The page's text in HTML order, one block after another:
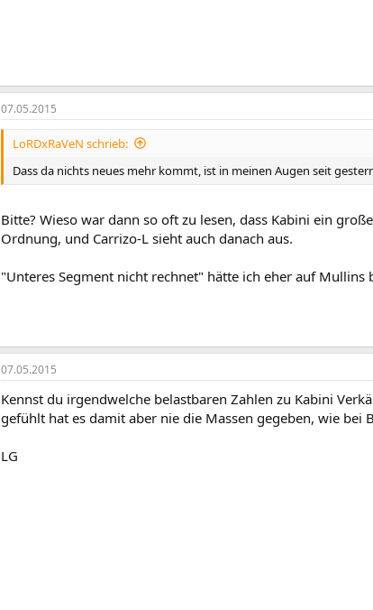
07.05.2015
LoRDxRaVeN schrieb:
Dass da nichts neues mehr kommt, ist in meinen Augen seit
Bitte? Wieso war dann so oft zu lesen, dass Kabini ein
Ordnung, und Carrizo-L sieht auch danach aus.
"Unteres Segment nicht rechnet" hätte ich eher auf
07.05.2015
Kennst du irgendwelche belastbaren Zahlen zu Kabini
gefühlt hat es damit aber nie die Massen gegeben, wie bei
LG